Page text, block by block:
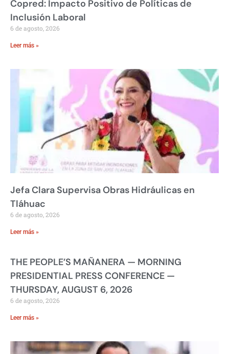
Copred: Impacto Positivo de Políticas de
Inclusión Laboral
6 de agosto, 2026
Leer más »
Jefa Clara Supervisa Obras Hidráulicas en
Tláhuac
6 de agosto, 2026
Leer más »
THE PEOPLE’S MAÑANERA — MORNING
PRESIDENTIAL PRESS CONFERENCE —
THURSDAY, AUGUST 6, 2026
6 de agosto, 2026
Leer más »